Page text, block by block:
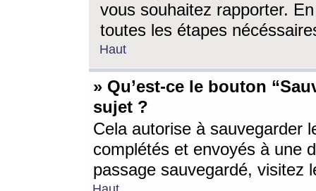
vous souhaitez rapporter.
toutes les étapes
Haut
» Qu’est-ce le bouton
sujet ?
Cela autorise à sauvegarder
complétés et envoyés à une
passage sauvegardé, visitez